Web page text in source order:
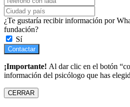
¿Te gustaría recibir información por
fundación?
Sí
Contactar
¡Importante! Al dar clic en el botón
información del psicólogo que has
CERRAR